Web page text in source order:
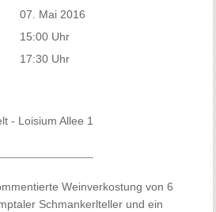
07. Mai 2016
15:00 Uhr
17:30 Uhr
- Loisium Allee 1
Weinverkostung von 6
Schmankerlteller und ein